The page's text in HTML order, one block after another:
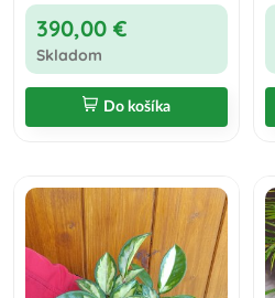
390,00 €
Skladom
Do košíka